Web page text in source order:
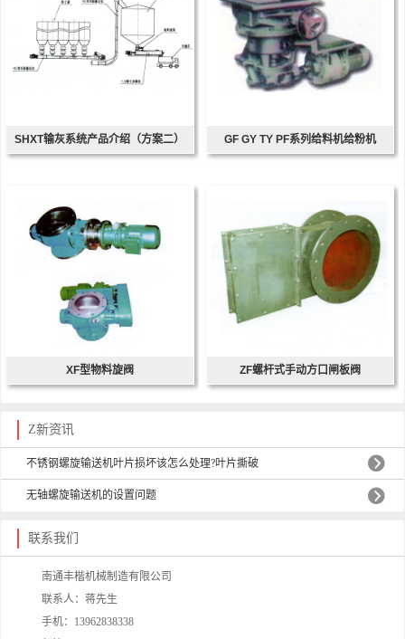
SHXT输灰系统产品介绍（方案二） GF GY TY PF系列给料机给粉机
XF型物料旋阀 ZF螺杆式手动方口闸板阀
Z新资讯
不锈钢螺旋输送机叶片损坏该怎么处理?叶片撕破
无轴螺旋输送机的设置问题
联系我们
南通丰楷机械制造有限公司
联系人：蒋先生
手机：13962838338